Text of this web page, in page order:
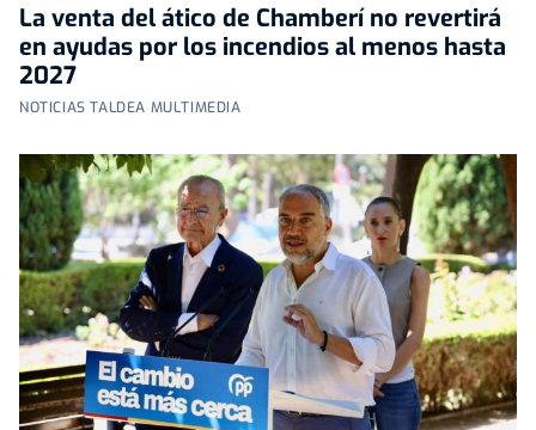
La venta del ático de Chamberí no revertirá
en ayudas por los incendios al menos hasta
2027
NOTICIAS TALDEA MULTIMEDIA